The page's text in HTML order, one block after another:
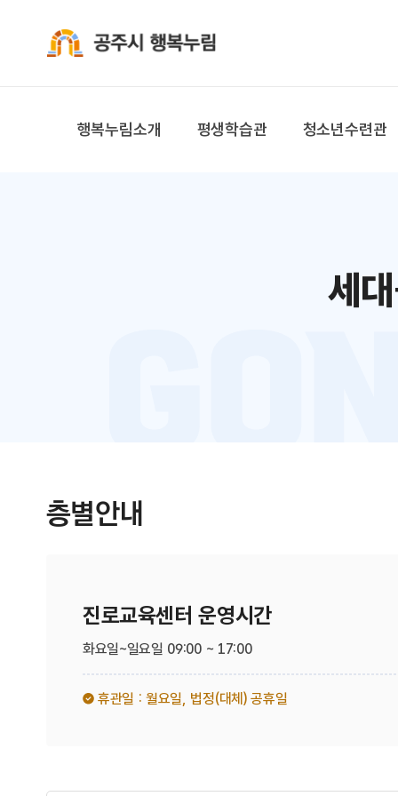
행복누림소개 평생학습관 청소년수련관
세
층별안내
진로교육센터 운영시간
화요일~일요일 09:00 ~ 17:00
휴관일 : 월요일, 법정(대체) 공휴일